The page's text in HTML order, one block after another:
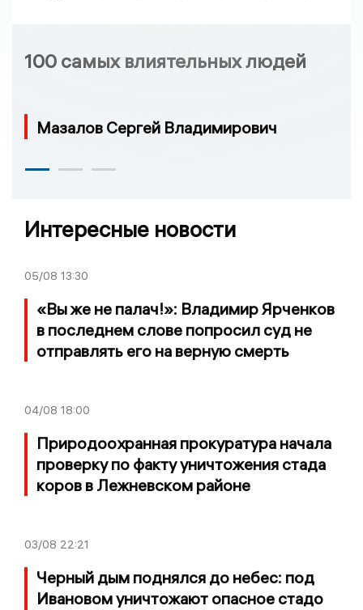
100 самых влиятельных людей
Мазалов Сергей Владимирович
Интересные новости
05/08 13:30
«Вы же не палач!»: Владимир Ярченков
в последнем слове попросил суд не
отправлять его на верную смерть
04/08 18:00
Природоохранная прокуратура начала
проверку по факту уничтожения стада
коров в Лежневском районе
03/08 22:21
Черный дым поднялся до небес: под
Ивановом уничтожают опасное стадо